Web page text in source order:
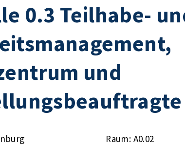
0.3 Teilhabe-
und
Raum: A0.02